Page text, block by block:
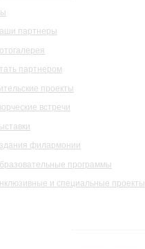
партнеры
партнером
проекты
встречи
филармонии
программы
и специальные проекты